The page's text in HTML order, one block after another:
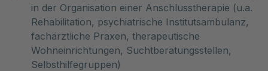
in der Organisation einer Anschlusstherapie (u.a.
Rehabilitation, psychiatrische Institutsambulanz,
fachärztliche Praxen, therapeutische
Wohneinrichtungen, Suchtberatungsstellen,
Selbsthilfegruppen)